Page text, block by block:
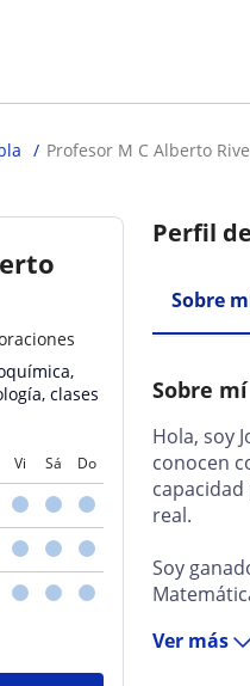
Profesor M C Alberto
clases
Vi Sá Do
Perfil
Sobre
Sobre mí
Hola, soy
conocen
real.
Soy
Ver más